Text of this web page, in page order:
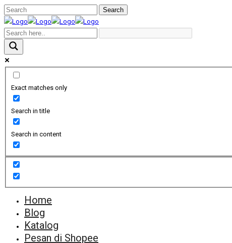
Exact matches only
Search in title
Search in content
Home
Blog
Katalog
Pesan di Shopee